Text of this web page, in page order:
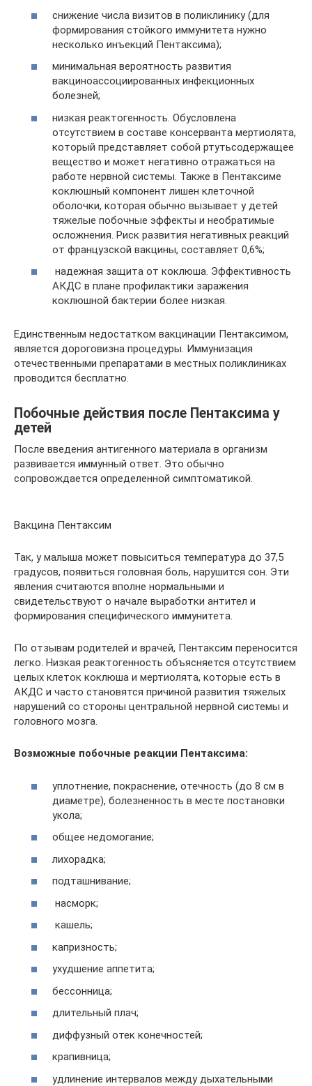
снижение числа визитов в поликлинику (для
формирования стойкого иммунитета нужно
несколько инъекций Пентаксима);
минимальная вероятность развития
вакциноассоциированных инфекционных
болезней;
низкая реактогенность. Обусловлена
отсутствием в составе консерванта мертиолята,
который представляет собой ртутьсодержащее
вещество и может негативно отражаться на
работе нервной системы. Также в Пентаксиме
коклюшный компонент лишен клеточной
оболочки, которая обычно вызывает у детей
тяжелые побочные эффекты и необратимые
осложнения. Риск развития негативных реакций
от французской вакцины, составляет 0,6%;
надежная защита от коклюша. Эффективность
АКДС в плане профилактики заражения
коклюшной бактерии более низкая.
Единственным недостатком вакцинации Пентаксимом,
является дороговизна процедуры. Иммунизация
отечественными препаратами в местных поликлиниках
проводится бесплатно.
Побочные действия после Пентаксима у
детей
После введения антигенного материала в организм
развивается иммунный ответ. Это обычно
сопровождается определенной симптоматикой.
Вакцина Пентаксим
Так, у малыша может повыситься температура до 37,5
градусов, появиться головная боль, нарушится сон. Эти
явления считаются вполне нормальными и
свидетельствуют о начале выработки антител и
формирования специфического иммунитета.
По отзывам родителей и врачей, Пентаксим переносится
легко. Низкая реактогенность объясняется отсутствием
целых клеток коклюша и мертиолята, которые есть в
АКДС и часто становятся причиной развития тяжелых
нарушений со стороны центральной нервной системы и
головного мозга.
Возможные побочные реакции Пентаксима:
уплотнение, покраснение, отечность (до 8 см в
диаметре), болезненность в месте постановки
укола;
общее недомогание;
лихорадка;
подташнивание;
насморк;
кашель;
капризность;
ухудшение аппетита;
бессонница;
длительный плач;
диффузный отек конечностей;
крапивница;
удлинение интервалов между дыхательными